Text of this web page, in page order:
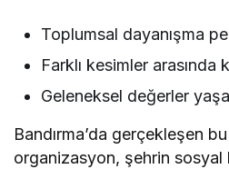
Toplumsal dayanışma
Farklı kesimler arasında
Geleneksel değerler
Bandırma’da gerçekleşen bu
organizasyon, şehrin sosyal